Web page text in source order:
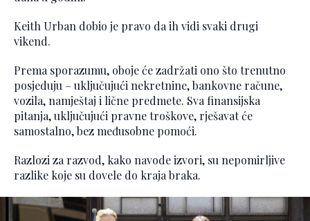
Keith Urban dobio je pravo da ih vidi svaki drugi
vikend.
Prema sporazumu, oboje će zadržati ono što trenutno
posjeduju – uključujući nekretnine, bankovne račune,
vozila, namještaj i lične predmete. Sva finansijska
pitanja, uključujući pravne troškove, rješavat će
samostalno, bez međusobne pomoći.
Razlozi za razvod, kako navode izvori, su nepomirljive
razlike koje su dovele do kraja braka.